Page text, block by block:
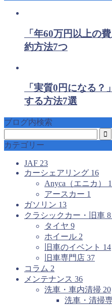
「年60万円以上の
約方法7つ
「実質0円になる
する方法7選
ブログ内検索
カテゴリー
JAF 23
カーシェアリング 16
Anyca（エニカ）
アースカー 1
ガソリン 13
クラシックカー・旧車
タイヤ 9
ホイール 2
旧車のイベント 14
旧車専門店 37
コラム 2
メンテナンス 36
洗車・車内清掃 20
洗車・清掃